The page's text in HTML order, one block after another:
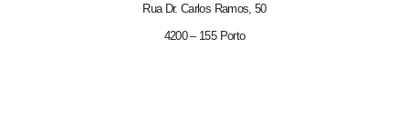
Rua Dr. Carlos Ramos, 50
4200 – 155 Porto